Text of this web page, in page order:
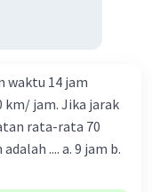
waktu 14 jam
jam. Jika jarak
rata-rata 70
a. 9 jam b.